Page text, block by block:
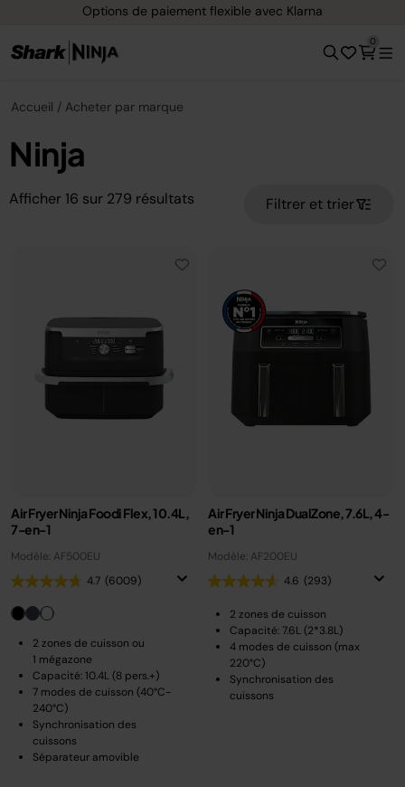
Options de paiement flexible avec Klarna
0
Accueil Acheter par marque
Ninja
Afficher 16 sur 279 résultats Filtrer et trier
Air Fryer Ninja Foodi Flex, 10.4L,
7-en-1
Modèle: AF500EU
4.7 (6009)
2 zones de cuisson ou
1 mégazone
Capacité: 10.4L (8 pers.+)
7 modes de cuisson (40°C-
240°C)
Synchronisation des
cuissons
Séparateur amovible
Air Fryer Ninja DualZone, 7.6L, 4-
en-1
Modèle: AF200EU
4.6 (293)
2 zones de cuisson
Capacité: 7.6L (2*3.8L)
4 modes de cuisson (max
220°C)
Synchronisation des
cuissons